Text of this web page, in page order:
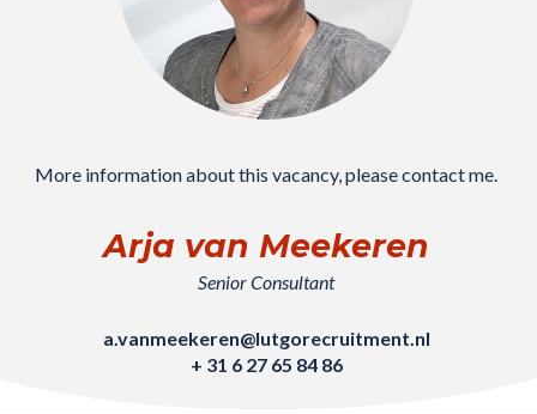
More information about this vacancy, please contact me.
Arja van Meekeren
Senior Consultant
a.vanmeekeren@lutgorecruitment.nl
+ 31 6 27 65 84 86